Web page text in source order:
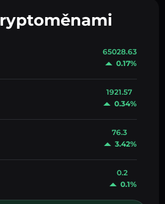
65028.63
0.17%
1921.57
0.34%
76.3
3.42%
0.2
0.1%